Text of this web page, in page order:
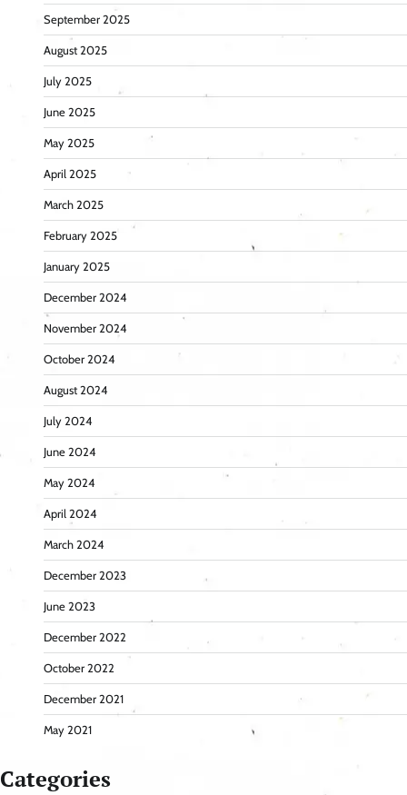
September 2025
August 2025
July 2025
June 2025
May 2025
April 2025
March 2025
February 2025
January 2025
December 2024
November 2024
October 2024
August 2024
July 2024
June 2024
May 2024
April 2024
March 2024
December 2023
June 2023
December 2022
October 2022
December 2021
May 2021
Categories